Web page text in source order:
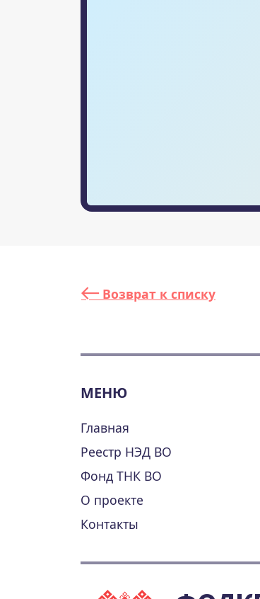
Возврат к списку
МЕНЮ
Главная
Реестр НЭД ВО
Фонд ТНК ВО
О проекте
Контакты